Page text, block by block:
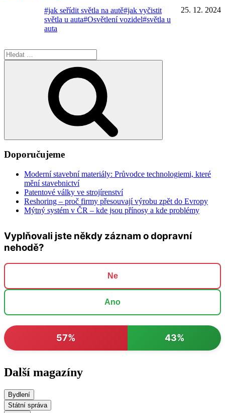
25. 12. 2024
#jak seřídit světla na autě#jak vyčistit
světla u auta#Osvětlení vozidel#světla u
auta
Hledat:
Doporučujeme
Moderní stavební materiály: Průvodce technologiemi, které
mění stavebnictví
Patentové války ve strojírenství
Reshoring – proč firmy přesouvají výrobu zpět do Evropy
Mýtný systém v ČR – kde jsou přínosy a kde problémy
Vyplňovali jste někdy záznam o dopravní
nehodě?
Ne
Ano
57% 43%
Další magazíny
Bydlení
Státní správa